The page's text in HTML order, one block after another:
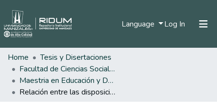
Language Log In (current)
Home
Tesis y Disertaciones
Facultad de Ciencias Sociales y Humanas
Maestria en Educación y Desarrollo Humano
Relación entre las disposiciones de pensamiento crítico y el desarrollo de la inteligencia emocional en estudiantes del Programa Ondas